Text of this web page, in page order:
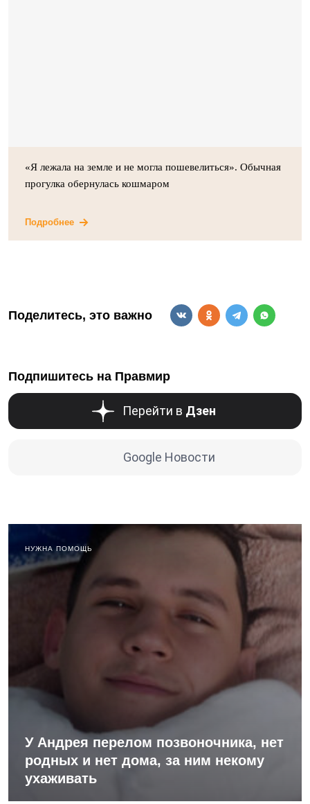
«Я лежала на земле и не могла пошевелиться». Обычная
прогулка обернулась кошмаром
Подробнее
Поделитесь, это важно
Подпишитесь на Правмир
Перейти в Дзен
Google Новости
НУЖНА ПОМОЩЬ
У Андрея перелом позвоночника, нет
родных и нет дома, за ним некому
ухаживать